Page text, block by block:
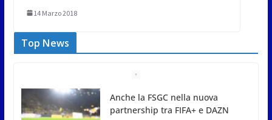
14 Marzo 2018
Top News
San Marino Comics 2026 punta
sul territorio: sponsor e realtà